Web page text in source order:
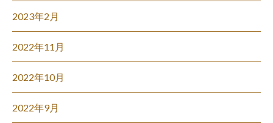
2023年2月
2022年11月
2022年10月
2022年9月